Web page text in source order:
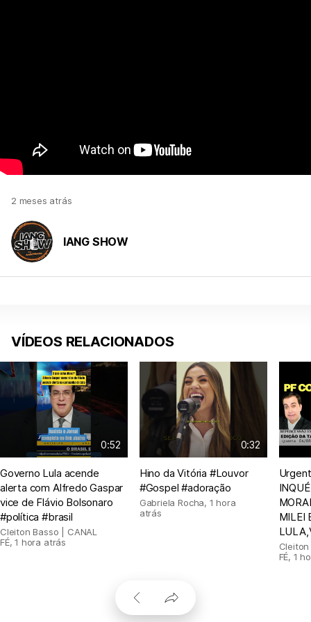
2 meses atrás
IANG SHOW
VÍDEOS RELACIONADOS
0:52
Governo Lula acende
alerta com Alfredo Gaspar
vice de Flávio Bolsonaro
#política #brasil
Cleiton Basso | CANAL
FÉ,1 hora atrás
0:32
Hino da Vitória #Louvor
#Gospel #adoração
Gabriela Rocha, 1 hora
atrás
MILEI
FÉ, 1